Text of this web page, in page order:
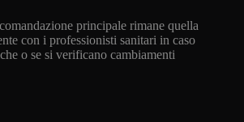
principale rimane quella
con i professionisti sanitari in caso
o se si verificano cambiamenti